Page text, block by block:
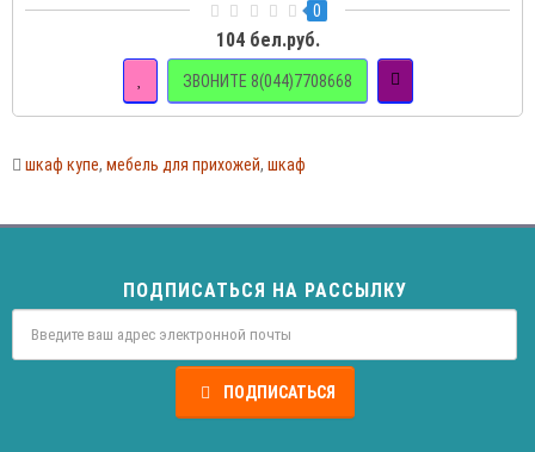
0
104 бел.руб.
ЗВОНИТЕ 8(044)7708668
шкаф купе, мебель для прихожей, шкаф
ПОДПИСАТЬСЯ НА РАССЫЛКУ
ПОДПИСАТЬСЯ